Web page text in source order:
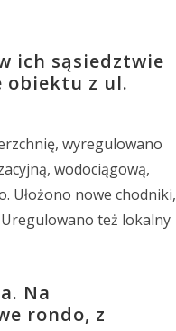
ich sąsiedztwie
obiektu z ul.
wyregulowano
wodociągową,
Ułożono nowe chodniki,
też lokalny
Na
rondo, z